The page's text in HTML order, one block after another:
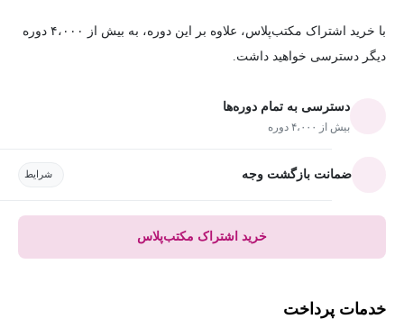
با خرید اشتراک مکتب‌پلاس، علاوه بر این دوره، به بیش از ۴،۰۰۰ دوره
دیگر دسترسی خواهید داشت.
دسترسی به تمام دوره‌ها
بیش از ۴،۰۰۰ دوره
ضمانت بازگشت وجه شرایط
خرید اشتراک مکتب‌پلاس
خدمات پرداخت